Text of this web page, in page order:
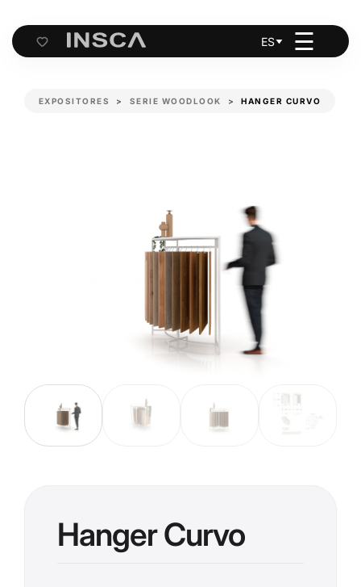
Cart
ES ☰
EXPOSITORES SERIE WOODLOOK HANGER CURVO
Hanger Curvo